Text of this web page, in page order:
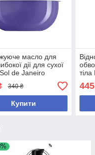
масло для
дії для сухої
de Janeiro
Drench Body Butter
340 ₴
Купити
мл